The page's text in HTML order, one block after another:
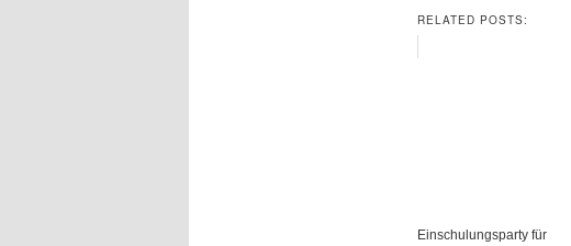
RELATED POSTS:
Einschulungsparty für